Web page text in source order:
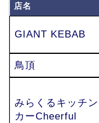
店名
GIANT KEBAB
鳥頂
みらくるキッチン
カーCheerful